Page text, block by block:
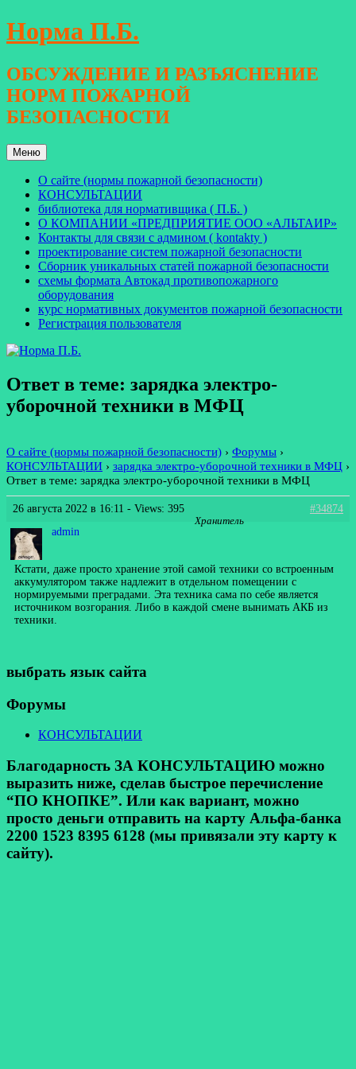
Перейти
к
Норма П.Б.
ОБСУЖДЕНИЕ И РАЗЪЯСНЕНИЕ
НОРМ ПОЖАРНОЙ
БЕЗОПАСНОСТИ
Меню
О сайте (нормы пожарной безопасности)
КОНСУЛЬТАЦИИ
библиотека для нормативщика ( П.Б. )
О КОМПАНИИ «ПРЕДПРИЯТИЕ ООО «АЛЬТАИР»
Контакты для связи с админом ( kontakty )
проектирование систем пожарной безопасности
Сборник уникальных статей пожарной безопасности
схемы формата Автокад противопожарного
оборудования
курс нормативных документов пожарной безопасности
Регистрация пользователя
Ответ в теме: зарядка электро-
уборочной техники в МФЦ
О сайте (нормы пожарной безопасности) › Форумы ›
КОНСУЛЬТАЦИИ › зарядка электро-уборочной техники в МФЦ ›
Ответ в теме: зарядка электро-уборочной техники в МФЦ
26 августа 2022 в 16:11 - Views: 395
#34874
admin
Хранитель
Кстати, даже просто хранение этой самой техники со встроенным
аккумулятором также надлежит в отдельном помещении с
нормируемыми преградами. Эта техника сама по себе является
источником возгорания. Либо в каждой смене вынимать АКБ из
техники.
выбрать язык сайта
Форумы
КОНСУЛЬТАЦИИ
Благодарность ЗА КОНСУЛЬТАЦИЮ можно
выразить ниже, сделав быстрое перечисление
“ПО КНОПКЕ”. Или как вариант, можно
просто деньги отправить на карту Альфа-банка
2200 1523 8395 6128 (мы привязали эту карту к
сайту).